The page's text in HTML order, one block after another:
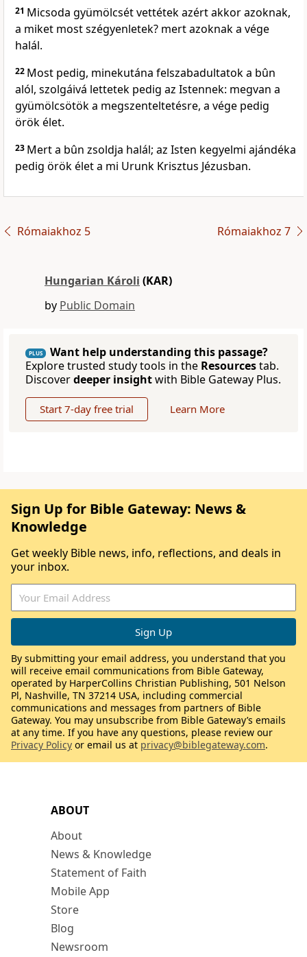
21 Micsoda gyümölcsét vettétek azért akkor azoknak,
a miket most szégyenletek? mert azoknak a vége
halál.
22 Most pedig, minekutána felszabadultatok a bûn
alól, szolgáivá lettetek pedig az Istennek: megvan a
gyümölcsötök a megszenteltetésre, a vége pedig
örök élet.
23 Mert a bûn zsoldja halál; az Isten kegyelmi ajándéka
pedig örök élet a mi Urunk Krisztus Jézusban.
Rómaiakhoz 5 Rómaiakhoz 7
Hungarian Károli (KAR)
by Public Domain
PLUS
Want help understanding this passage?
Explore trusted study tools in the Resourcestab.
Discoverdeeper insightwith Bible Gateway Plus.
Start 7-day free trial Learn More
ABOUT
About
News & Knowledge
Statement of Faith
Mobile App
Store
Blog
Newsroom
Sign Up for Bible Gateway: News &
Knowledge
Get weekly Bible news, info, reflections, and deals in
your inbox.
By submitting your email address, you understand that you
will receive email communications from Bible Gateway,
operated by HarperCollins Christian Publishing, 501 Nelson
Pl, Nashville, TN 37214 USA, including commercial
communications and messages from partners of Bible
Gateway. You may unsubscribe from Bible Gateway’s emails
at any time. If you have any questions, please review our
Privacy Policy or email us at privacy@biblegateway.com.